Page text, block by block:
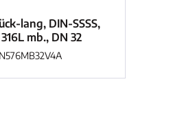
lang, DIN-SSSS,
mb., DN 32
N576MB32V4A